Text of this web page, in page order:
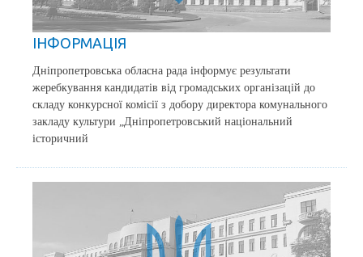
ІНФОРМАЦІЯ
Дніпропетровська обласна рада інформує результати
жеребкування кандидатів від громадських організацій до
складу конкурсної комісії з добору директора комунального
закладу культури „Дніпропетровський національний
історичний